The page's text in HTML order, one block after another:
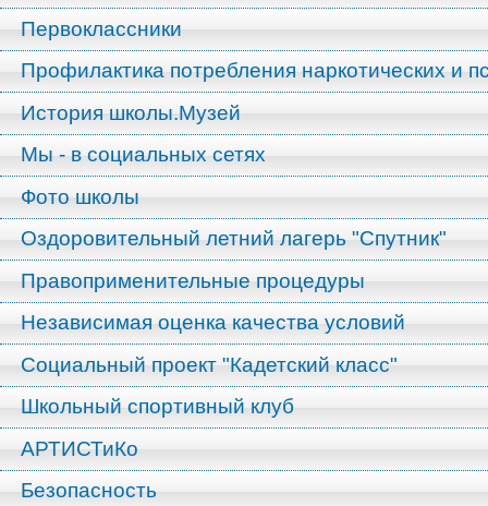
Первоклассники
Профилактика потребления наркотических и
История школы.Музей
Мы - в социальных сетях
Фото школы
Оздоровительный летний лагерь "Спутник"
Правоприменительные процедуры
Независимая оценка качества условий
Социальный проект "Кадетский класс"
Школьный спортивный клуб
АРТИСТиКо
Безопасность